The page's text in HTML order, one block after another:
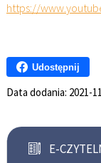
https://
Udostępnij
Data dodania: 2021-
E-